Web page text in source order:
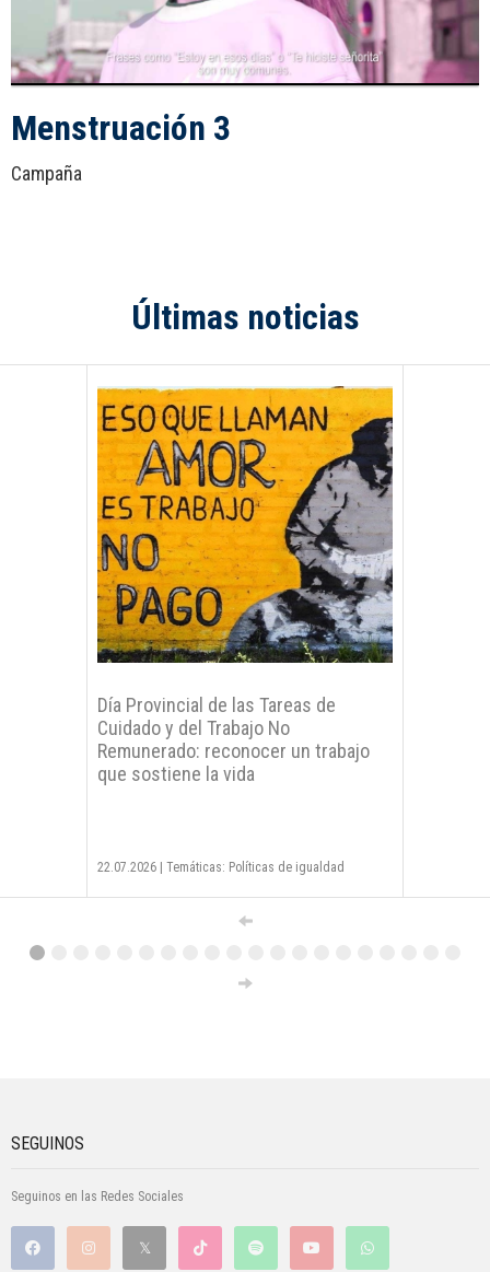
Menstruación 3
Campaña
Últimas noticias
Día Provincial de las Tareas de
Cuidado y del Trabajo No
Remunerado: reconocer un trabajo
que sostiene la vida
22.07.2026 Temáticas: Políticas de igualdad
SEGUINOS
Seguinos en las Redes Sociales